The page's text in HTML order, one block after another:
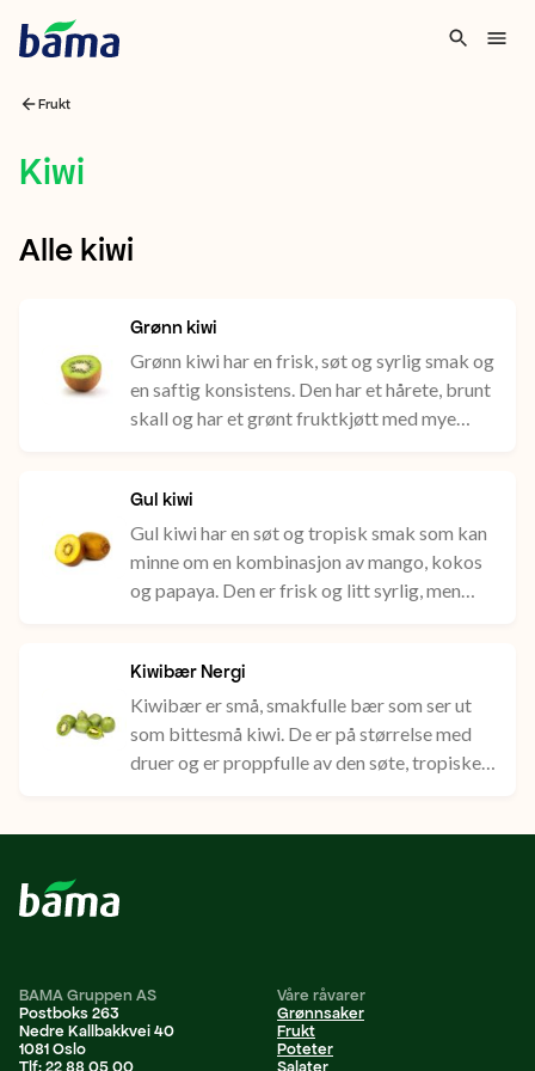
Frukt
Kiwi
Kiwi
Alle kiwi
Grønn kiwi
Grønn kiwi har en frisk, søt og syrlig smak og
en saftig konsistens. Den har et hårete, brunt
skall og har et grønt fruktkjøtt med mye
Gul kiwi
Gul kiwi har en søt og tropisk smak som kan
minne om en kombinasjon av mango, kokos
og papaya. Den er frisk og litt syrlig, men
Kiwibær Nergi
Kiwibær er små, smakfulle bær som ser ut
som bittesmå kiwi. De er på størrelse med
druer og er proppfulle av den søte, tropiske
BAMA Gruppen AS
Postboks 263
Nedre Kallbakkvei 40
1081 Oslo
Tlf: 22 88 05 00
Våre råvarer
Grønnsaker
Frukt
Poteter
Salater